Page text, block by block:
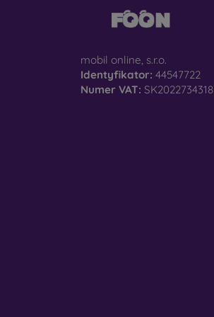
mobil online, s.r.o.
Identyfikator: 44547722
Numer VAT: SK2022734318